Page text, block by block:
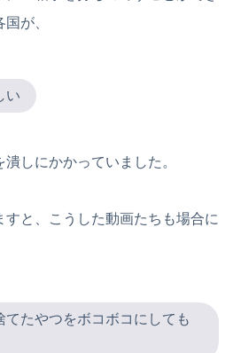
が、
い
しにかかっていました。
と、こうした動画たちも場合に
てたやつをボコボコにしても